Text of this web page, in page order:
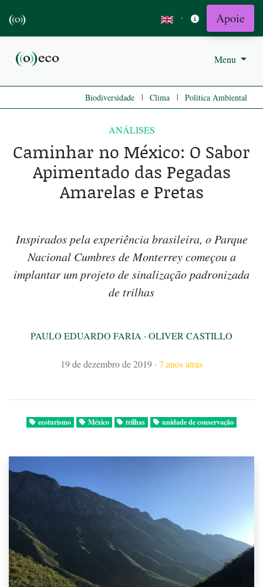
· Apoie
Menu
Biodiversidade | Clima | Politica Ambiental
ANÁLISES
Caminhar no México: O Sabor
Apimentado das Pegadas
Amarelas e Pretas
Inspirados pela experiência brasileira, o Parque
Nacional Cumbres de Monterrey começou a
implantar um projeto de sinalização padronizada
de trilhas
PAULO EDUARDO FARIA · OLIVER CASTILLO
19 de dezembro de 2019 · 7 anos atrás
ecoturismo México trilhas unidade de conservação